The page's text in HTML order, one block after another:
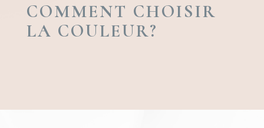
COMMENT CHOISIR
LA COULEUR?